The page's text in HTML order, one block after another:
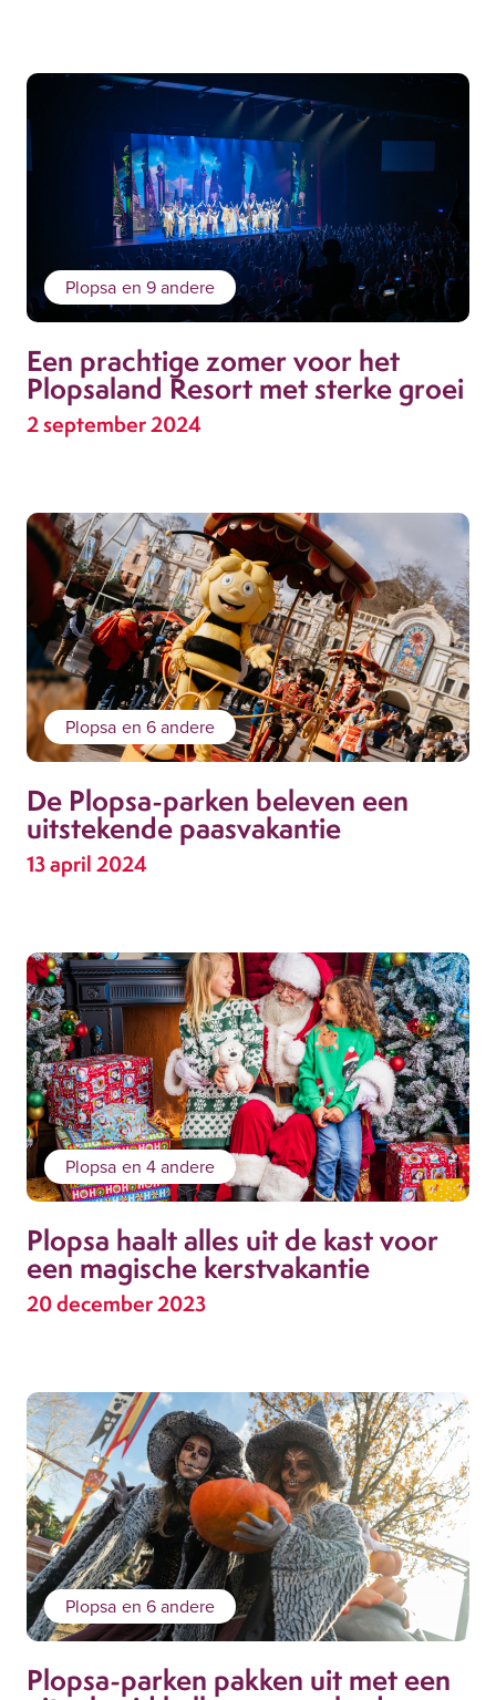
Plopsa en 9 andere
Een prachtige zomer voor het
Plopsaland Resort met sterke groei
2 september 2024
Plopsa en 6 andere
De Plopsa-parken beleven een
uitstekende paasvakantie
13 april 2024
Plopsa en 4 andere
Plopsa haalt alles uit de kast voor
een magische kerstvakantie
20 december 2023
Plopsa en 6 andere
Plopsa-parken pakken uit met een